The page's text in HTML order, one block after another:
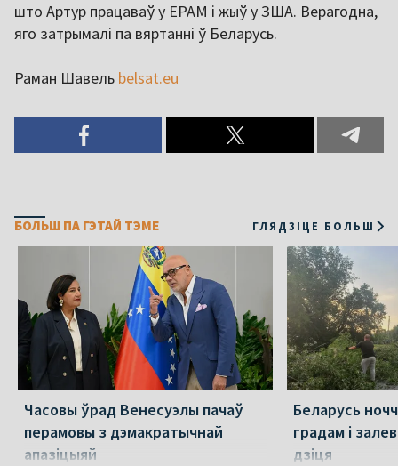
што Артур працаваў у EPAM і жыў у ЗША. Верагодна,
яго затрымалі па вяртанні ў Беларусь.
Раман Шавель belsat.eu
БОЛЬШ ПА ГЭТАЙ ТЭМЕ ГЛЯДЗІЦЕ БОЛЬШ
Часовы ўрад Венесуэлы пачаў
перамовы з дэмакратычнай
апазіцыяй
Беларусь
градам і
дзіця